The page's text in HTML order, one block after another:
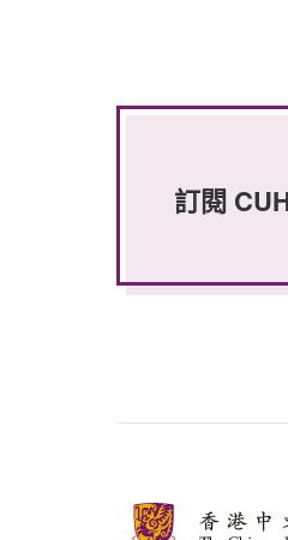
訂閱